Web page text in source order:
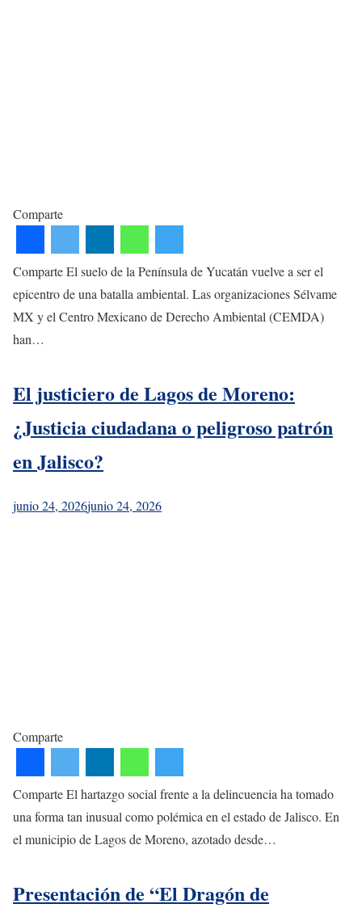
Comparte
Comparte El suelo de la Península de Yucatán vuelve a ser el
epicentro de una batalla ambiental. Las organizaciones Sélvame
MX y el Centro Mexicano de Derecho Ambiental (CEMDA)
han…
El justiciero de Lagos de Moreno:
¿Justicia ciudadana o peligroso patrón
en Jalisco?
junio 24, 2026junio 24, 2026
Comparte
Comparte El hartazgo social frente a la delincuencia ha tomado
una forma tan inusual como polémica en el estado de Jalisco. En
el municipio de Lagos de Moreno, azotado desde…
Presentación de “El Dragón de